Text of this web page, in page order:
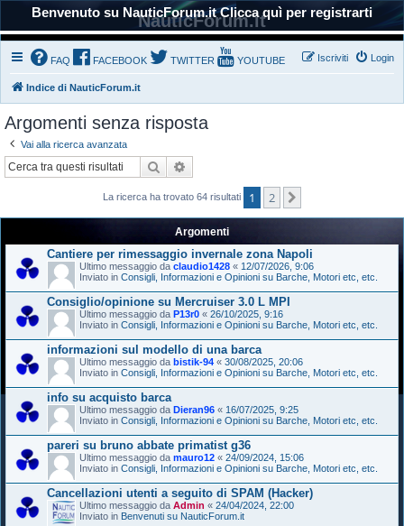
Benvenuto su NauticForum.it Clicca quì per registrarti
NauticForum.it
FAQ FACEBOOK TWITTER YOUTUBE Login
Iscriviti
Indice di NauticForum.it
Argomenti senza risposta
Vai alla ricerca avanzata
Cerca
La ricerca ha trovato 64 risultati 1 2
Argomenti
Cantiere per rimessaggio invernale zona Napoli
Ultimo messaggio da claudio1428 « 12/07/2026, 9:06
Inviato in Consigli, Informazioni e Opinioni su Barche, Motori etc, etc.
Consiglio/opinione su Mercruiser 3.0 L MPI
Ultimo messaggio da P13r0 « 26/10/2025, 9:16
Inviato in Consigli, Informazioni e Opinioni su Barche, Motori etc, etc.
informazioni sul modello di una barca
Ultimo messaggio da bistik-94 « 30/08/2025, 20:06
Inviato in Consigli, Informazioni e Opinioni su Barche, Motori etc, etc.
info su acquisto barca
Ultimo messaggio da Dieran96 « 16/07/2025, 9:25
Inviato in Consigli, Informazioni e Opinioni su Barche, Motori etc, etc.
pareri su bruno abbate primatist g36
Ultimo messaggio da mauro12 « 24/09/2024, 15:06
Inviato in Consigli, Informazioni e Opinioni su Barche, Motori etc, etc.
Cancellazioni utenti a seguito di SPAM (Hacker)
Ultimo messaggio da Admin « 24/04/2024, 22:00
Inviato in Benvenuti su NauticForum.it